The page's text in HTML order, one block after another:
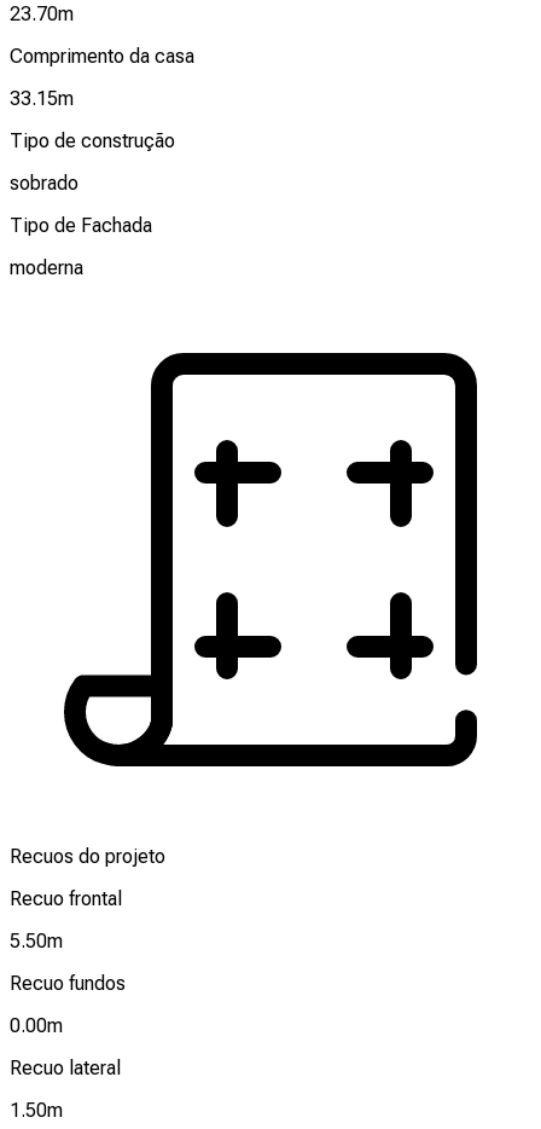
23.70m
Comprimento da casa
33.15m
Tipo de construção
sobrado
Tipo de Fachada
moderna
Recuos do projeto
Recuo frontal
5.50m
Recuo fundos
0.00m
Recuo lateral
1.50m